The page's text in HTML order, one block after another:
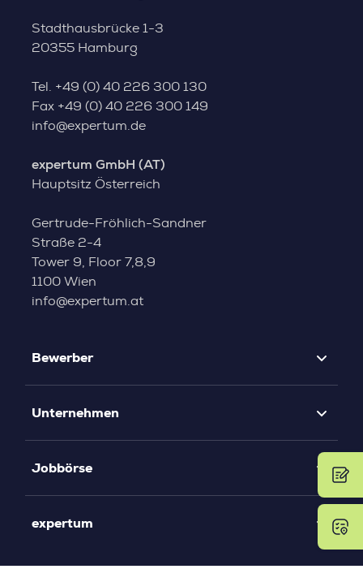
Stadthausbrücke 1-3
20355 Hamburg
Tel. +49 (0) 40 226 300 130
Fax +49 (0) 40 226 300 149
info@expertum.de
expertum GmbH (AT)
Hauptsitz Österreich
Gertrude-Fröhlich-Sandner
Straße 2-4
Tower 9, Floor 7,8,9
1100 Wien
info@expertum.at
Bewerber
Unternehmen
Jobbörse
expertum